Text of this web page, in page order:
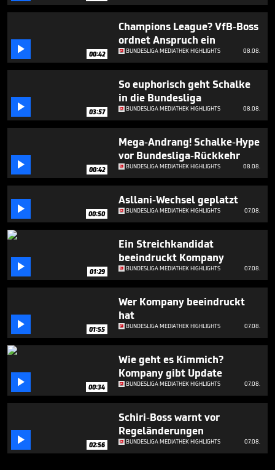
minute,
4
 00:42
Champions League? VfB-Boss
ordnet Anspruch ein
BUNDESLIGA MEDIATHEK HIGHLIGHTS 08.08.
 03:57
So euphorisch geht Schalke
in die Bundesliga
BUNDESLIGA MEDIATHEK HIGHLIGHTS 08.08.
 00:42
Mega-Andrang! Schalke-Hype
vor Bundesliga-Rückkehr
BUNDESLIGA MEDIATHEK HIGHLIGHTS 08.08.
 00:50
Asllani-Wechsel geplatzt
BUNDESLIGA MEDIATHEK HIGHLIGHTS 07.08.
 01:29
Ein Streichkandidat
beeindruckt Kompany
BUNDESLIGA MEDIATHEK HIGHLIGHTS 07.08.
 01:55
Wer Kompany beeindruckt
hat
BUNDESLIGA MEDIATHEK HIGHLIGHTS 07.08.
 00:34
Wie geht es Kimmich?
Kompany gibt Update
BUNDESLIGA MEDIATHEK HIGHLIGHTS 07.08.
 02:56
Schiri-Boss warnt vor
Regeländerungen
BUNDESLIGA MEDIATHEK HIGHLIGHTS 07.08.